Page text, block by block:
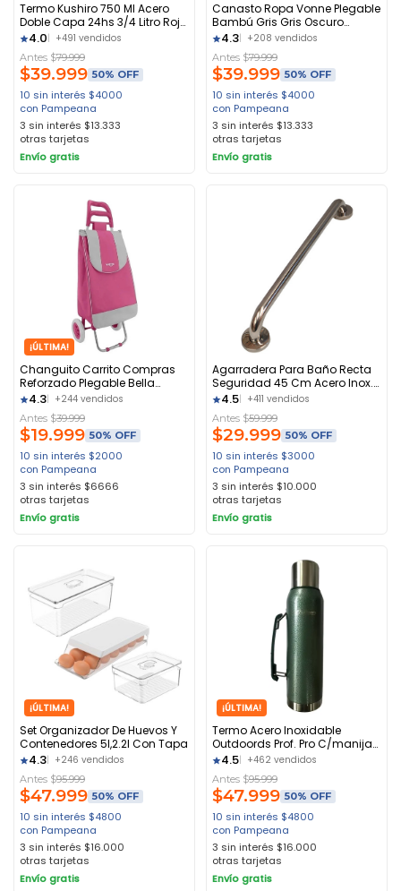
Termo Kushiro 750 Ml Acero
Doble Capa 24hs 3/4 Litro Rojo
Rojo
4.0 +491 vendidos
Antes $79.999
$39.999 50% OFF
10 sin interés $4000
con Pampeana
3 sin interés $13.333
otras tarjetas
Envío gratis
Canasto Ropa Vonne Plegable
Bambú Gris Gris Oscuro
Calado
4.3 +208 vendidos
Antes $79.999
$39.999 50% OFF
10 sin interés $4000
con Pampeana
3 sin interés $13.333
otras tarjetas
Envío gratis
¡ÚLTIMA!
Changuito Carrito Compras
Reforzado Plegable Bella
Charm Asiento Fucsia 36l
20kg Alumino
4.3 +244 vendidos
Antes $39.999
$19.999 50% OFF
10 sin interés $2000
con Pampeana
3 sin interés $6666
otras tarjetas
Envío gratis
Agarradera Para Baño Recta
Seguridad 45 Cm Acero Inox.
Marca Gloa Ari-045 Acero
Inoxidable Plateado
4.5 +411 vendidos
Antes $59.999
$29.999 50% OFF
10 sin interés $3000
con Pampeana
3 sin interés $10.000
otras tarjetas
Envío gratis
¡ÚLTIMA!
Set Organizador De Huevos Y
Contenedores 5l,2.2l Con Tapa
4.3 +246 vendidos
Antes $95.999
$47.999 50% OFF
10 sin interés $4800
con Pampeana
3 sin interés $16.000
otras tarjetas
Envío gratis
¡ÚLTIMA!
Termo Acero Inoxidable
Outdoords Prof. Pro C/manija
1.4lts Verde
4.5 +462 vendidos
Antes $95.999
$47.999 50% OFF
10 sin interés $4800
con Pampeana
3 sin interés $16.000
otras tarjetas
Envío gratis